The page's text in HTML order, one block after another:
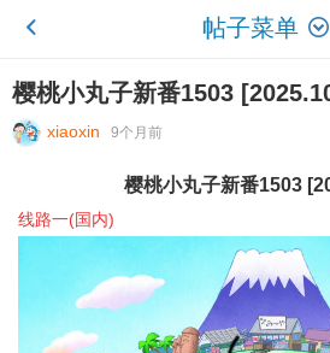
帖子菜单
樱桃小丸子新番1503
xiaoxin 9个月前
樱桃小丸子新番1503
线路一(国内)